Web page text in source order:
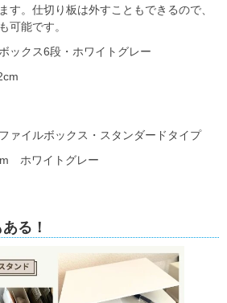
す。仕切り板は外すこともできるので、
可能です。
ックス6段・ホワイトグレー
ァイルボックス・スタンダードタイプ
ホワイトグレー
る！